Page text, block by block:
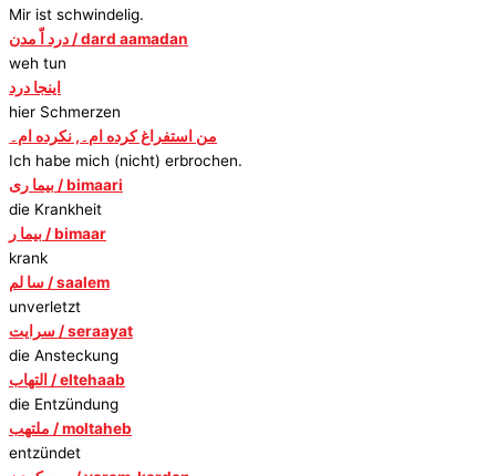
Mir ist schwindelig.
درد اّ مدن / dard aamadan
weh tun
اینجا درد
hier Schmerzen
من استفراغ کرده ام۔, نکرده ام۔
Ich habe mich (nicht) erbrochen.
بیما ری / bimaari
die Krankheit
بیما ر / bimaar
krank
سا لم / saalem
unverletzt
سرایت / seraayat
die Ansteckung
التهاب / eltehaab
die Entzündung
ملتهب / moltaheb
entzündet